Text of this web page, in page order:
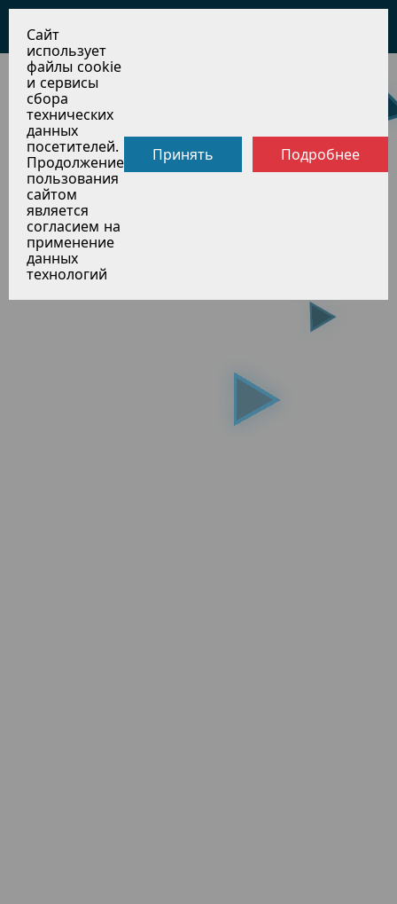
Сайт
использует
файлы cookie
и сервисы
сбора
технических
данных
посетителей.
Продолжение
пользования
сайтом
является
согласием на
применение
данных
технологий
Принять Подробнее